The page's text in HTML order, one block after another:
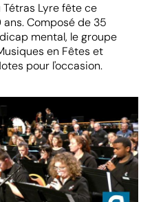
Lyre fête ce
Composé de 35
mental, le groupe
en Fêtes et
pour l'occasion.